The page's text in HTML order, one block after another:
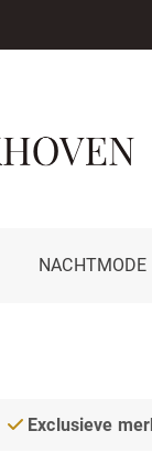
NACHTMODE
Exclusieve